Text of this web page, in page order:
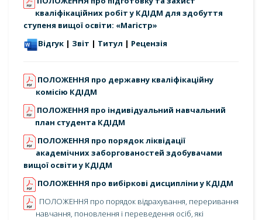
кваліфікаційних робіт у КДІДМ для здобуття
ступеня вищої освіти: «Магістр»
Відгук | Звіт | Титул | Рецензія
ПОЛОЖЕННЯ про державну кваліфікаційну
комісію КДІДМ
ПОЛОЖЕННЯ про індивідуальний навчальний
план студента КДІДМ
ПОЛОЖЕННЯ про порядок ліквідації
академічних заборгованостей здобувачами
вищої освіти у КДІДМ
ПОЛОЖЕННЯ про вибіркові дисципліни у КДІДМ
ПОЛОЖЕННЯ про порядок відрахування, переривання
навчання, поновлення і переведення осіб, які